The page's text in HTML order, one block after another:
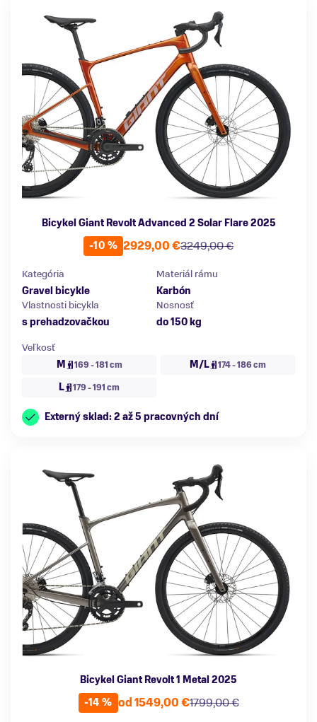
Bicykel Giant Revolt Advanced 2 Solar Flare 2025
-10 %
3249,00 €
2929,00 €
Kategória
Gravel bicykle
Materiál rámu
Karbón
Vlastnosti bicykla
s prehadzovačkou
Nosnosť
do 150 kg
Veľkosť
M
169 - 181 cm M/L 174 - 186 cm
L 179 - 191 cm
Externý sklad: 2 až 5 pracovných dní
Bicykel Giant Revolt 1 Metal 2025
-14 %
1799,00 €
od 1549,00 €